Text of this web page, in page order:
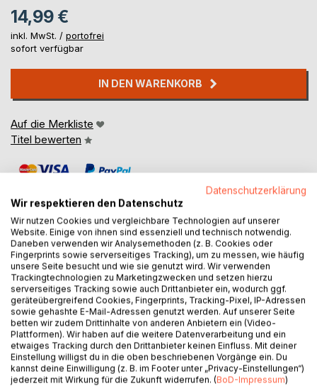
14,99 €
inkl. MwSt. / portofrei
sofort verfügbar
IN DEN WARENKORB
Auf die Merkliste
Titel bewerten
BESCHREIBUNG
Ein schreckliches Attentat hinterlässt Waisenkinder.
Geeignete Pflegeeltern stehen bereit. Doch das
Vormundschaftsamt verhindert das. Ein Kampf beginnt.
Von der - im Nachhinein fast unglaublichen - Unterdrückung
in den sechziger bis neunziger Jahren. Viktoria entwickelt
sich trotz aller Widerständen, Niederlagen und
Datenschutzerklärung
Wir respektieren den Datenschutz
Wir nutzen Cookies und vergleichbare Technologien auf unserer
Website. Einige von ihnen sind essenziell und technisch notwendig.
Daneben verwenden wir Analysemethoden (z. B. Cookies oder
Fingerprints sowie serverseitiges Tracking), um zu messen, wie häufig
unsere Seite besucht und wie sie genutzt wird. Wir verwenden
Trackingtechnologien zu Marketingzwecken und setzen hierzu
serverseitiges Tracking sowie auch Drittanbieter ein, wodurch ggf.
geräteübergreifend Cookies, Fingerprints, Tracking-Pixel, IP-Adressen
sowie gehashte E-Mail-Adressen genutzt werden. Auf unserer Seite
betten wir zudem Drittinhalte von anderen Anbietern ein (Video-
Plattformen). Wir haben auf die weitere Datenverarbeitung und ein
etwaiges Tracking durch den Drittanbieter keinen Einfluss. Mit deiner
Einstellung willigst du in die oben beschriebenen Vorgänge ein. Du
kannst deine Einwilligung (z. B. im Footer unter „Privacy-Einstellungen“)
jederzeit mit Wirkung für die Zukunft widerrufen. (BoD-Impressum)